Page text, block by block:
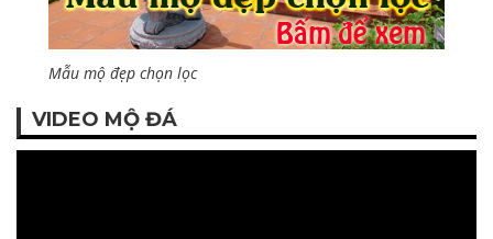
Mẫu mộ đẹp chọn lọc
VIDEO MỘ ĐÁ